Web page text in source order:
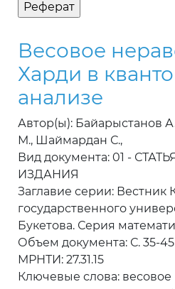
Весовое
Харди в
анализе
Автор(ы): Байарыстанов
М., Шаймардан С.,
Вид документа: 01 -
ИЗДАНИЯ
Заглавие серии: Вестник
государственного
Букетова. Серия
Объем документа: С. 35-45
МРНТИ: 27.31.15
Ключевые слова: